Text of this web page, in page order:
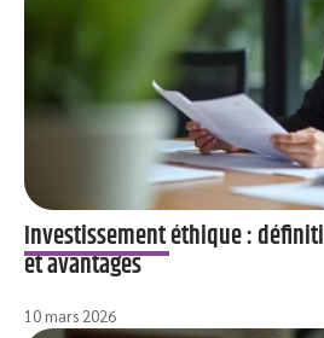
Investissement éthique :
et avantages
10 mars 2026